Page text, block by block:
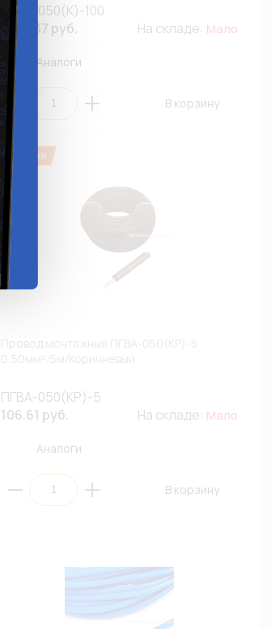
ПГВА-050(К)-100
1 587.37 руб.
На складе: Мало
Аналоги
В корзину
Провод монтажный ПГВА-050(КР)-5
ПГВА-050(КР)-5
106.61 руб.
На складе: Мало
Аналоги
В корзину